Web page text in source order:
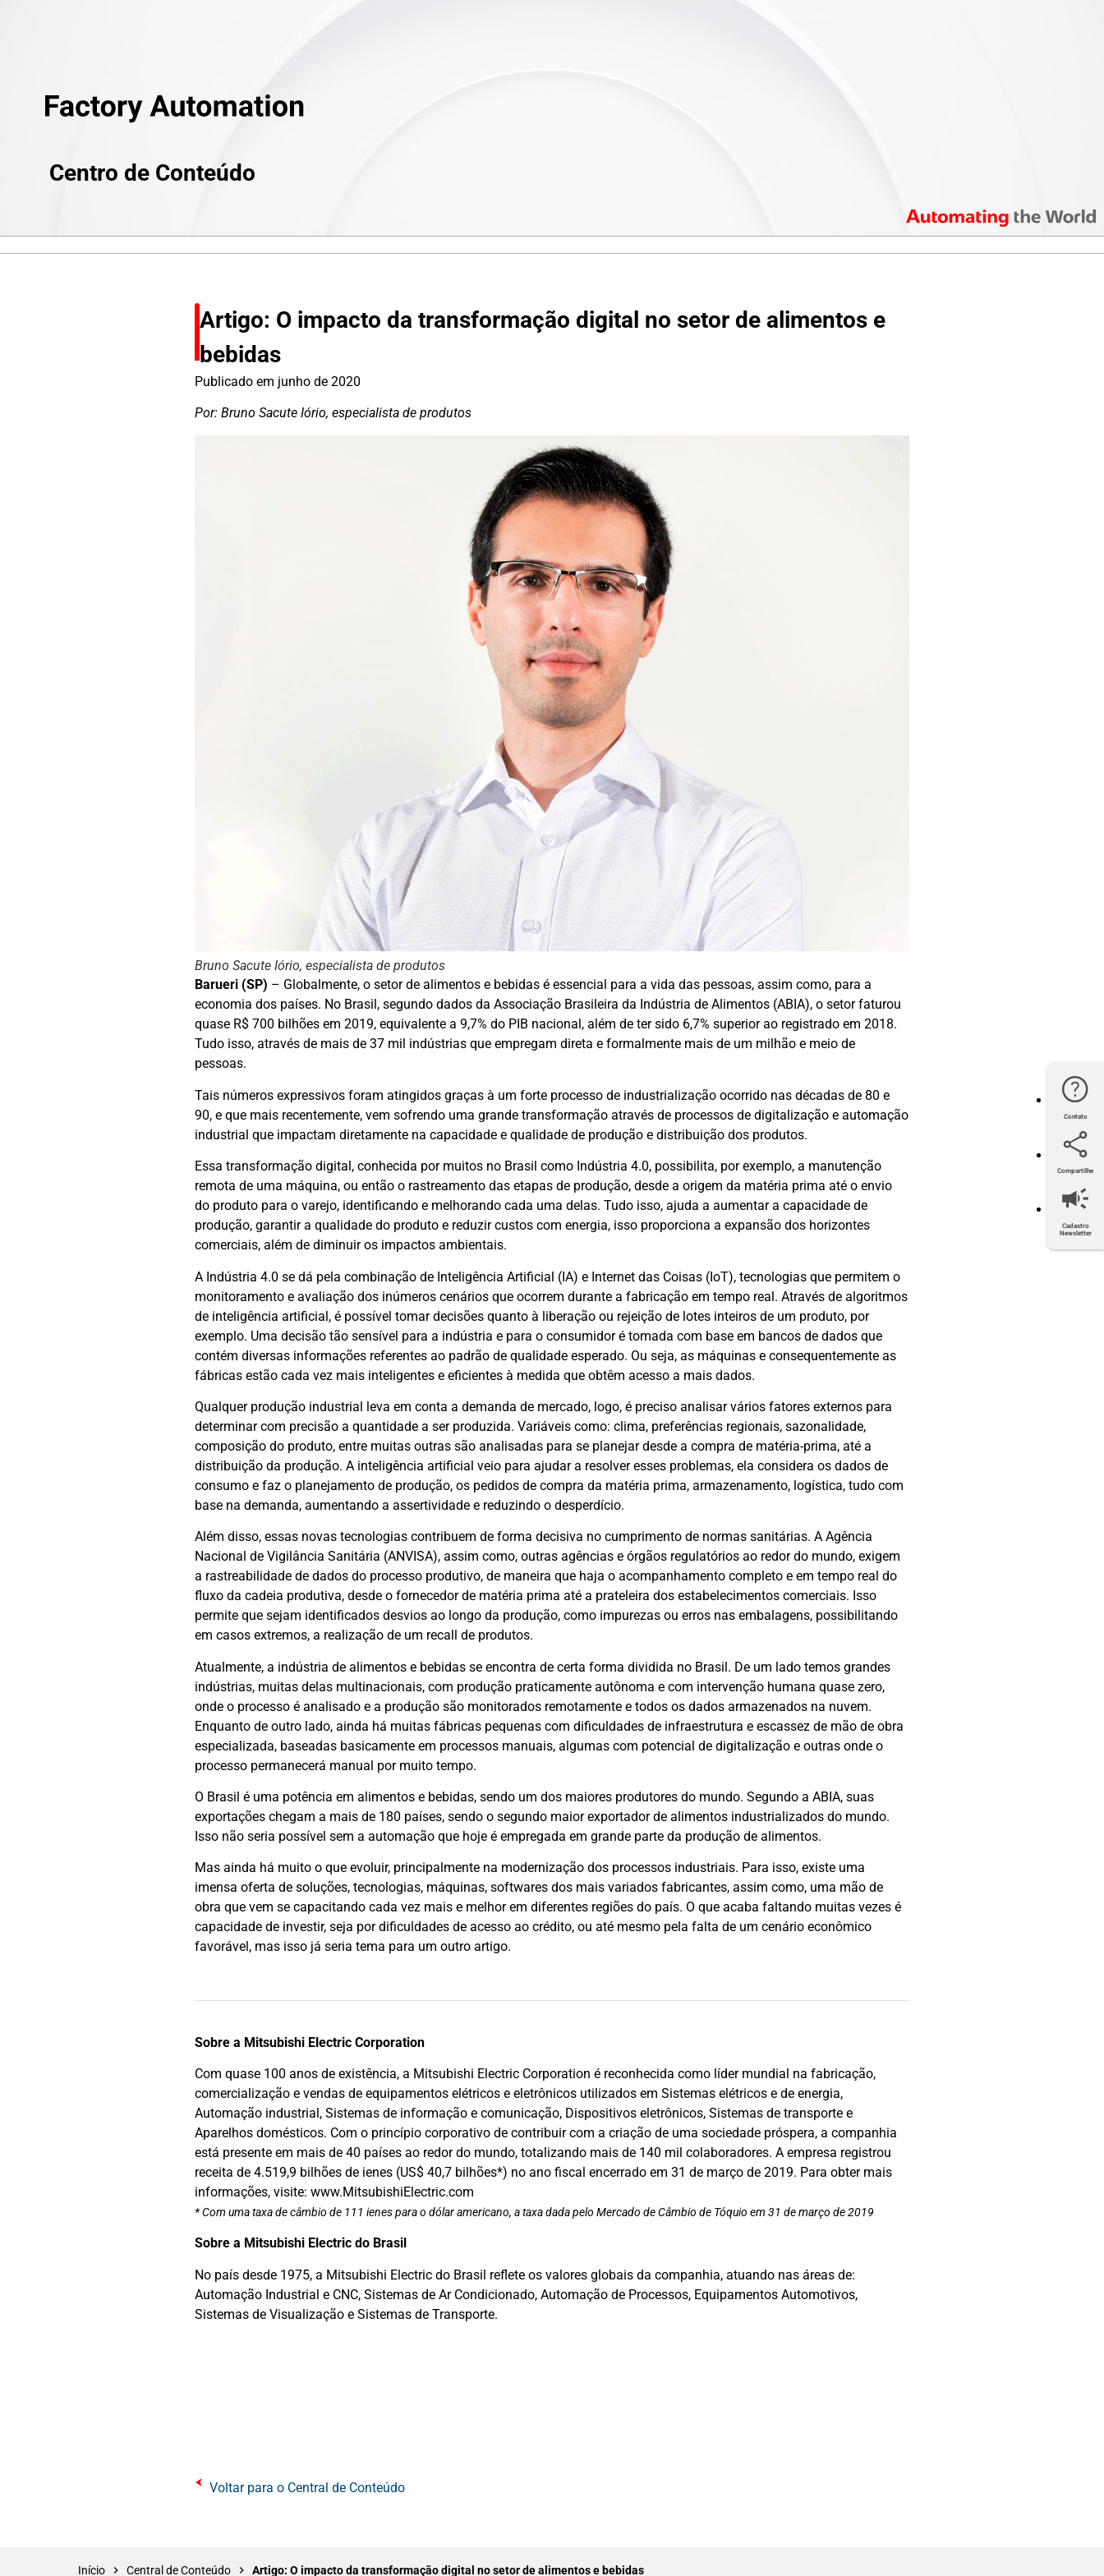
Centro de Conteúdo
Artigo: O impacto da transformação digital no setor de alimentos e
bebidas
Publicado em junho de 2020
Por: Bruno Sacute Iório, especialista de produtos
Bruno Sacute Iório, especialista de produtos
Barueri (SP) – Globalmente, o setor de alimentos e bebidas é essencial para a vida das pessoas, assim como, para a
economia dos países. No Brasil, segundo dados da Associação Brasileira da Indústria de Alimentos (ABIA), o setor faturou
quase R$ 700 bilhões em 2019, equivalente a 9,7% do PIB nacional, além de ter sido 6,7% superior ao registrado em 2018.
Tudo isso, através de mais de 37 mil indústrias que empregam direta e formalmente mais de um milhão e meio de
pessoas.
Tais números expressivos foram atingidos graças à um forte processo de industrialização ocorrido nas décadas de 80 e
90, e que mais recentemente, vem sofrendo uma grande transformação através de processos de digitalização e automação
industrial que impactam diretamente na capacidade e qualidade de produção e distribuição dos produtos.
Essa transformação digital, conhecida por muitos no Brasil como Indústria 4.0, possibilita, por exemplo, a manutenção
remota de uma máquina, ou então o rastreamento das etapas de produção, desde a origem da matéria prima até o envio
do produto para o varejo, identificando e melhorando cada uma delas. Tudo isso, ajuda a aumentar a capacidade de
produção, garantir a qualidade do produto e reduzir custos com energia, isso proporciona a expansão dos horizontes
comerciais, além de diminuir os impactos ambientais.
A Indústria 4.0 se dá pela combinação de Inteligência Artificial (IA) e Internet das Coisas (IoT), tecnologias que permitem o
monitoramento e avaliação dos inúmeros cenários que ocorrem durante a fabricação em tempo real. Através de algoritmos
de inteligência artificial, é possível tomar decisões quanto à liberação ou rejeição de lotes inteiros de um produto, por
exemplo. Uma decisão tão sensível para a indústria e para o consumidor é tomada com base em bancos de dados que
contém diversas informações referentes ao padrão de qualidade esperado. Ou seja, as máquinas e consequentemente as
fábricas estão cada vez mais inteligentes e eficientes à medida que obtêm acesso a mais dados.
Qualquer produção industrial leva em conta a demanda de mercado, logo, é preciso analisar vários fatores externos para
determinar com precisão a quantidade a ser produzida. Variáveis como: clima, preferências regionais, sazonalidade,
composição do produto, entre muitas outras são analisadas para se planejar desde a compra de matéria-prima, até a
distribuição da produção. A inteligência artificial veio para ajudar a resolver esses problemas, ela considera os dados de
consumo e faz o planejamento de produção, os pedidos de compra da matéria prima, armazenamento, logística, tudo com
base na demanda, aumentando a assertividade e reduzindo o desperdício.
Além disso, essas novas tecnologias contribuem de forma decisiva no cumprimento de normas sanitárias. A Agência
Nacional de Vigilância Sanitária (ANVISA), assim como, outras agências e órgãos regulatórios ao redor do mundo, exigem
a rastreabilidade de dados do processo produtivo, de maneira que haja o acompanhamento completo e em tempo real do
fluxo da cadeia produtiva, desde o fornecedor de matéria prima até a prateleira dos estabelecimentos comerciais. Isso
permite que sejam identificados desvios ao longo da produção, como impurezas ou erros nas embalagens, possibilitando
em casos extremos, a realização de um recall de produtos.
Atualmente, a indústria de alimentos e bebidas se encontra de certa forma dividida no Brasil. De um lado temos grandes
indústrias, muitas delas multinacionais, com produção praticamente autônoma e com intervenção humana quase zero,
onde o processo é analisado e a produção são monitorados remotamente e todos os dados armazenados na nuvem.
Enquanto de outro lado, ainda há muitas fábricas pequenas com dificuldades de infraestrutura e escassez de mão de obra
especializada, baseadas basicamente em processos manuais, algumas com potencial de digitalização e outras onde o
processo permanecerá manual por muito tempo.
O Brasil é uma potência em alimentos e bebidas, sendo um dos maiores produtores do mundo. Segundo a ABIA, suas
exportações chegam a mais de 180 países, sendo o segundo maior exportador de alimentos industrializados do mundo.
Isso não seria possível sem a automação que hoje é empregada em grande parte da produção de alimentos.
Mas ainda há muito o que evoluir, principalmente na modernização dos processos industriais. Para isso, existe uma
imensa oferta de soluções, tecnologias, máquinas, softwares dos mais variados fabricantes, assim como, uma mão de
obra que vem se capacitando cada vez mais e melhor em diferentes regiões do país. O que acaba faltando muitas vezes é
capacidade de investir, seja por dificuldades de acesso ao crédito, ou até mesmo pela falta de um cenário econômico
favorável, mas isso já seria tema para um outro artigo.
Sobre a Mitsubishi Electric Corporation
Com quase 100 anos de existência, a Mitsubishi Electric Corporation é reconhecida como líder mundial na fabricação,
comercialização e vendas de equipamentos elétricos e eletrônicos utilizados em Sistemas elétricos e de energia,
Automação industrial, Sistemas de informação e comunicação, Dispositivos eletrônicos, Sistemas de transporte e
Aparelhos domésticos. Com o princípio corporativo de contribuir com a criação de uma sociedade próspera, a companhia
está presente em mais de 40 países ao redor do mundo, totalizando mais de 140 mil colaboradores. A empresa registrou
receita de 4.519,9 bilhões de ienes (US$ 40,7 bilhões*) no ano fiscal encerrado em 31 de março de 2019. Para obter mais
informações, visite: www.MitsubishiElectric.com
* Com uma taxa de câmbio de 111 ienes para o dólar americano, a taxa dada pelo Mercado de Câmbio de Tóquio em 31 de março de 2019
Sobre a Mitsubishi Electric do Brasil
No país desde 1975, a Mitsubishi Electric do Brasil reflete os valores globais da companhia, atuando nas áreas de:
Automação Industrial e CNC, Sistemas de Ar Condicionado, Automação de Processos, Equipamentos Automotivos,
Sistemas de Visualização e Sistemas de Transporte.
Voltar para o Central de Conteúdo
Contato
Compartilhe
Cadastro
Newsletter
Início Central de Conteúdo Artigo: O impacto da transformação digital no setor de alimentos e bebidas